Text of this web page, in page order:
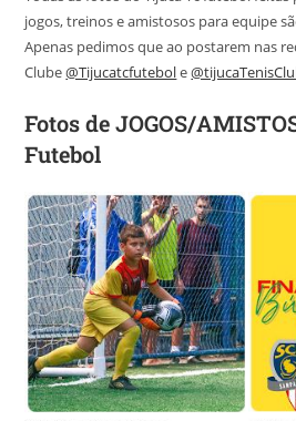
jogos, treinos e amistosos para equipe
Apenas pedimos que ao postarem nas
Clube@Tijucatcfutebole
Fotos de JOGOS/
Futebol